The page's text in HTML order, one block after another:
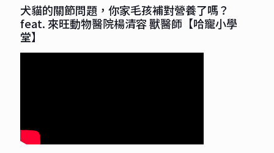
犬貓的關節問題，你家毛孩補對營養了嗎？
feat. 來旺動物醫院楊清容 獸醫師【哈寵小學
堂】